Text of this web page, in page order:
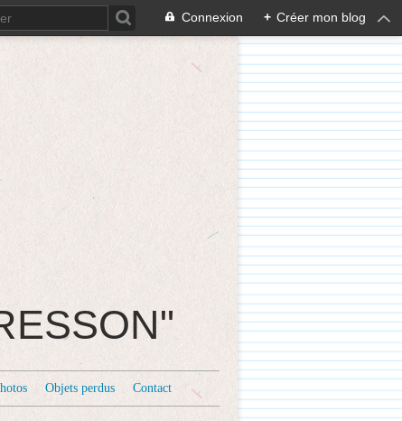
Connexion + Créer mon blog
Objets perdus Contact